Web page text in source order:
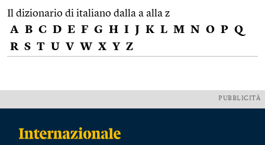
Il dizionario di italiano dalla a alla z
A B C D E F G H I J K L M N O P Q
R S T U V W X Y Z
PUBBLICITÀ